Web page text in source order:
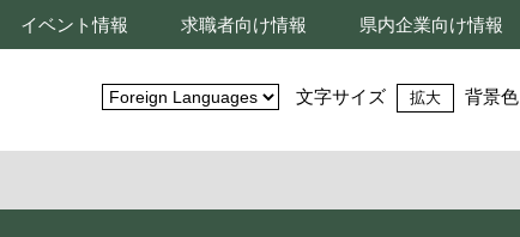
イベント情報 求職者向け情報 県内企業向け情報
文字サイズ 拡大 背景色